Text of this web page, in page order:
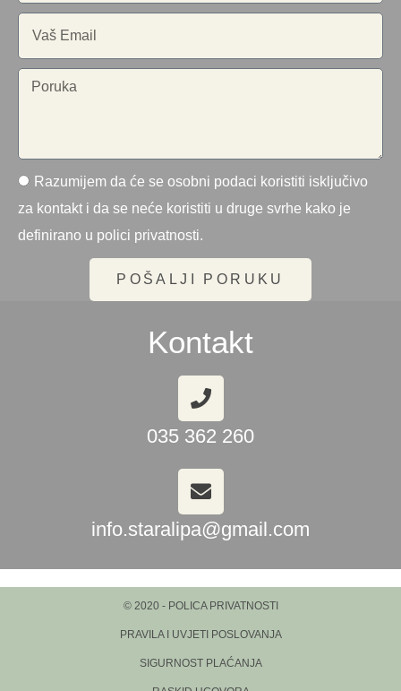
Razumijem da će se osobni podaci koristiti isključivo
za kontakt i da se neće koristiti u druge svrhe kako je
definirano u polici privatnosti.
POŠALJI PORUKU
Kontakt
035 362 260
info.staralipa@gmail.com
© 2020 - POLICA PRIVATNOSTI
PRAVILA I UVJETI POSLOVANJA
SIGURNOST PLAĆANJA